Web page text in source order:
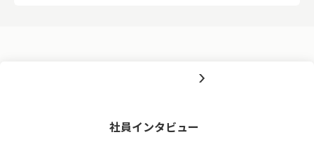
社員インタビュー